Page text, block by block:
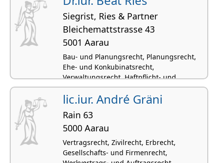
Siegrist, Ries & Partner
Bleichemattstrasse 43
5001 Aarau
Bau- und Planungsrecht, Planungsrecht,
Ehe- und Konkubinatsrecht,
Verwaltungsrecht, Haftpflicht- und
Versicherungsrecht
lic.iur. André Gräni
Rain 63
5000 Aarau
Vertragsrecht, Zivilrecht, Erbrecht,
Gesellschafts- und Firmenrecht,